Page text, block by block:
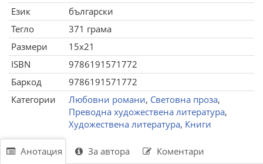
Език
български
Тегло
371 грама
Размери
15x21
ISBN
9786191571772
Баркод
9786191571772
Категории
Любовни романи, Световна проза,
Преводна художествена литература,
Художествена литература, Книги
Анотация За автора Коментари